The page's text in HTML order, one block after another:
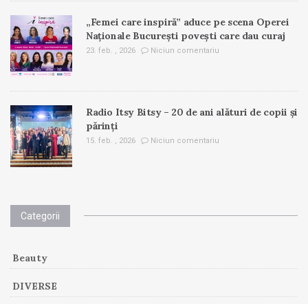
„Femei care inspiră” aduce pe scena Operei
Naționale București povești care dau curaj
23. feb. , 2026 Niciun comentariu
Radio Itsy Bitsy – 20 de ani alături de copii și
părinți
15. feb. , 2026 Niciun comentariu
Categorii
Beauty
DIVERSE